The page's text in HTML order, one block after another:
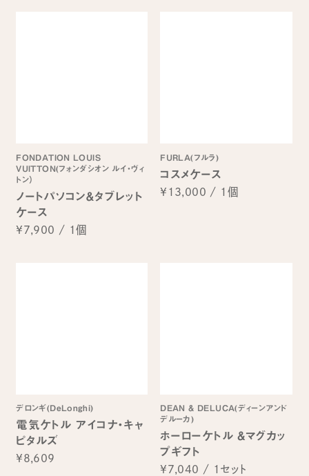
FONDATION LOUIS
VUITTON(フォンダシオン ルイ・ヴィ
トン）
ノートパソコン＆タブレット
ケース
¥7,900 / 1個
FURLA(フルラ)
コスメケース
¥13,000 / 1個
デロンギ(DeLonghi)
電気ケトル アイコナ・キャ
ピタルズ
¥8,609
DEAN & DELUCA(ディーンアンド
デルーカ)
ホーローケトル &マグカッ
プギフト
¥7,040 / 1セット